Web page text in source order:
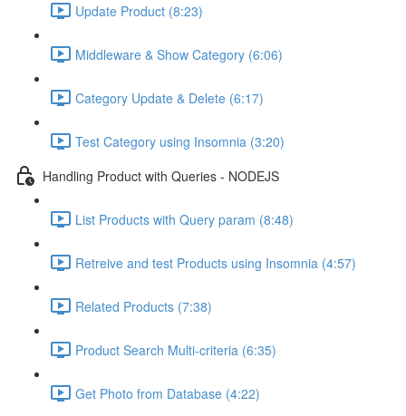
Update Product (8:23)
Middleware & Show Category (6:06)
Category Update & Delete (6:17)
Test Category using Insomnia (3:20)
Handling Product with Queries - NODEJS
List Products with Query param (8:48)
Retreive and test Products using Insomnia (4:57)
Related Products (7:38)
Product Search Multi-criteria (6:35)
Get Photo from Database (4:22)